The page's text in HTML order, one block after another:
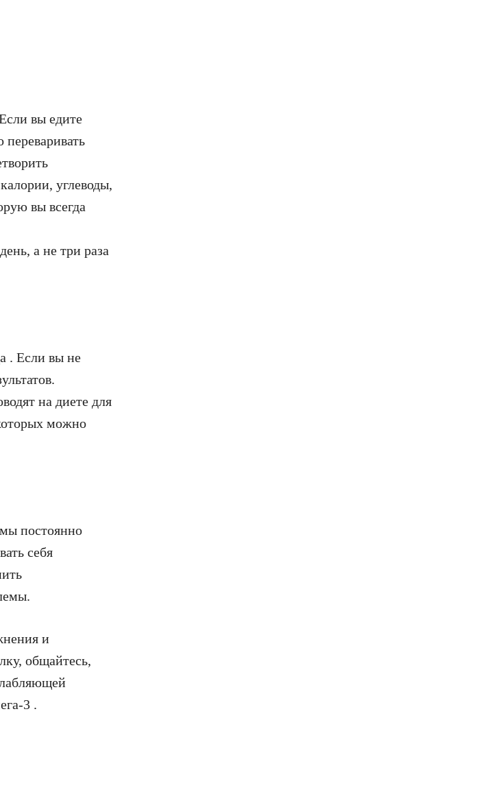
вы едите
углеводы,
вы всегда
а не три раза
. Если вы не
на диете для
можно
постоянно
себя
и
общайтесь,
3 .